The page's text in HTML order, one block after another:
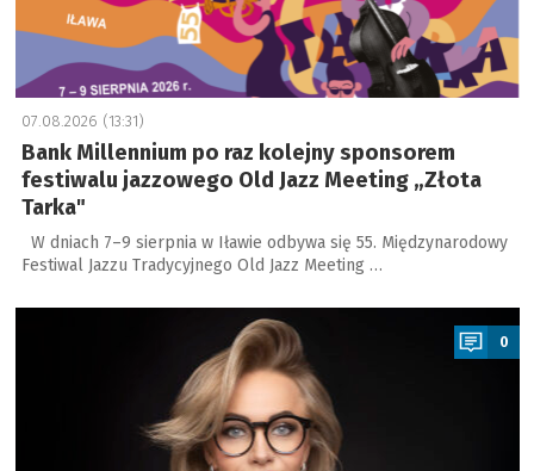
07.08.2026 (13:31)
Bank Millennium po raz kolejny sponsorem
festiwalu jazzowego Old Jazz Meeting „Złota
Tarka"
W dniach 7–9 sierpnia w Iławie odbywa się 55. Międzynarodowy
Festiwal Jazzu Tradycyjnego Old Jazz Meeting …
a
0